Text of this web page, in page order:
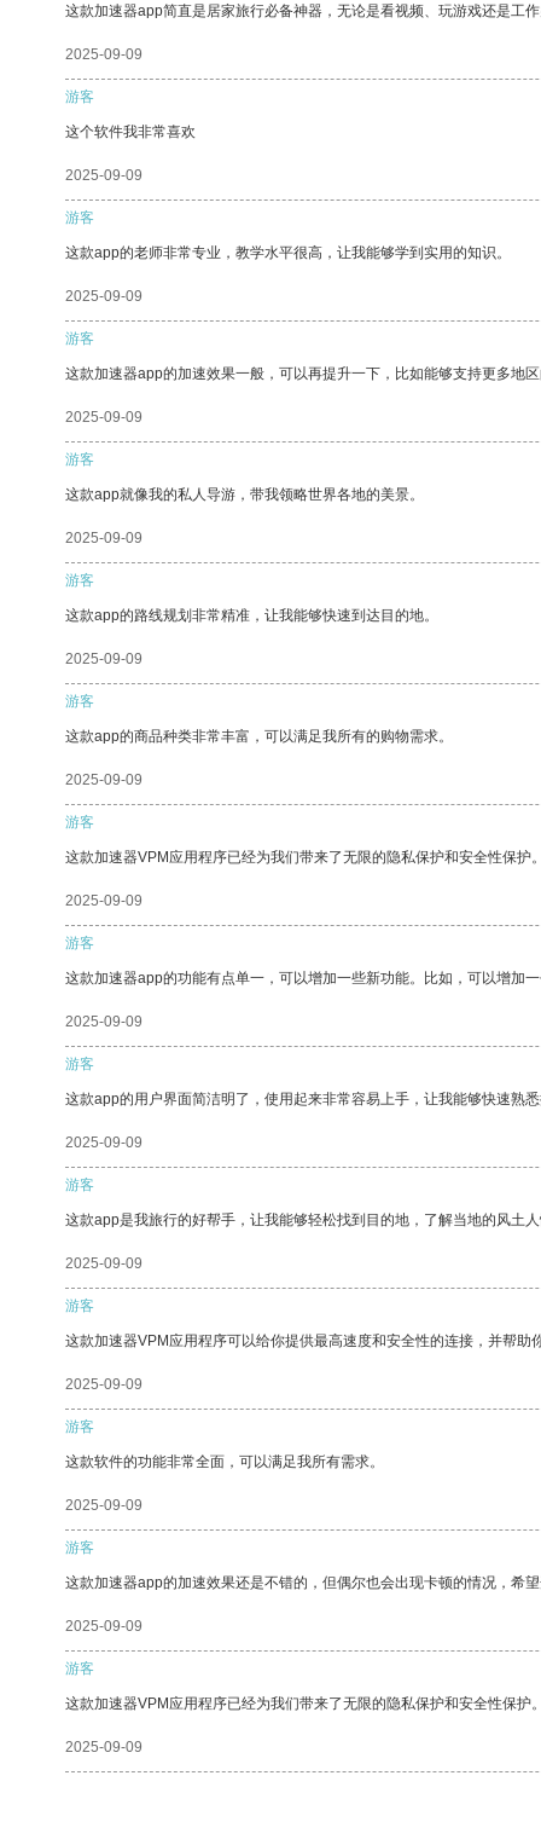
这款加速器app简直是居家旅行必备神器，无论是看视频、玩游戏还是工
2025-09-09
游客
这个软件我非常喜欢
2025-09-09
游客
这款app的老师非常专业，教学水平很高，让我能够学到实用的知识。
2025-09-09
游客
这款加速器app的加速效果一般，可以再提升一下，比如能够支持更多地区
2025-09-09
游客
这款app就像我的私人导游，带我领略世界各地的美景。
2025-09-09
游客
这款app的路线规划非常精准，让我能够快速到达目的地。
2025-09-09
游客
这款app的商品种类非常丰富，可以满足我所有的购物需求。
2025-09-09
游客
这款加速器VPM应用程序已经为我们带来了无限的隐私保护和安全性保护。
2025-09-09
游客
这款加速器app的功能有点单一，可以增加一些新功能。比如，可以增加
2025-09-09
游客
这款app的用户界面简洁明了，使用起来非常容易上手，让我能够快速熟
2025-09-09
游客
这款app是我旅行的好帮手，让我能够轻松找到目的地，了解当地的风土人
2025-09-09
游客
这款加速器VPM应用程序可以给你提供最高速度和安全性的连接，并帮助
2025-09-09
游客
这款软件的功能非常全面，可以满足我所有需求。
2025-09-09
游客
这款加速器app的加速效果还是不错的，但偶尔也会出现卡顿的情况，希望
2025-09-09
游客
这款加速器VPM应用程序已经为我们带来了无限的隐私保护和安全性保护。
2025-09-09